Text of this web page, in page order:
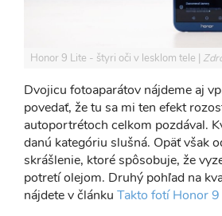
Honor 9 Lite - štyri oči v lesklom tele
Dvojicu fotoaparátov nájdeme aj
povedať, že tu sa mi ten efekt
autoportrétoch celkom pozdával.
danú kategóriu slušná. Opäť však
skrášlenie, ktoré spôsobuje, že
potretí olejom. Druhý pohľad na
nájdete v článku Takto fotí Honor